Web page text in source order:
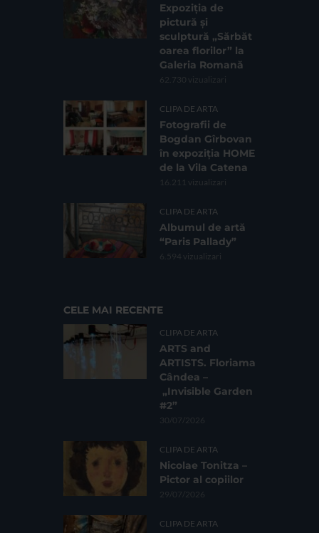
Expoziția de
pictură și
sculptură „Sărbăt
oarea florilor” la
Galeria Romană
62.730 vizualizari
CLIPA DE ARTA
Fotografii de
Bogdan Gîrbovan
în expoziția HOME
de la Vila Catena
16.211 vizualizari
CLIPA DE ARTA
Albumul de artă
“Paris Pallady”
6.594 vizualizari
CELE MAI RECENTE
CLIPA DE ARTA
ARTS and
ARTISTS. Floriama
Cândea –
„Invisible Garden
#2”
30/07/2026
CLIPA DE ARTA
Nicolae Tonitza –
Pictor al copiilor
29/07/2026
CLIPA DE ARTA